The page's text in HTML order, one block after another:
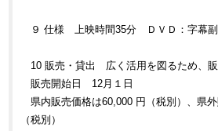
９ 仕様 上映時間35分 ＤＶＤ：字幕副
10 販売・貸出 広く活用を図るため、販
販売開始日 12月１日
県内販売価格は60,000 円（税別）、県
（税別）